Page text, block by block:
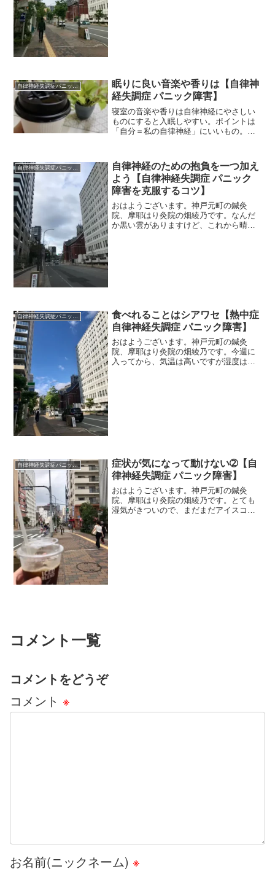
自律神経失調症パニック障害
眠りに良い音楽や香りは【自律神
経失調症 パニック障害】
寝室の音楽や香りは自律神経にやさしい
ものにすると入眠しやすい。ポイントは
「自分＝私の自律神経」にいいもの。情
自律神経失調症パニック障害
自律神経のための抱負を一つ加え
よう【自律神経失調症 パニック
障害を克服するコツ】
おはようございます。神戸元町の鍼灸
院、摩耶はり灸院の畑綾乃です。なんだ
か黒い雲がありますけど、これから晴れ
自律神経失調症パニック障害
食べれることはシアワセ【熱中症
自律神経失調症 パニック障害】
おはようございます。神戸元町の鍼灸
院、摩耶はり灸院の畑綾乃です。今週に
入ってから、気温は高いですが湿度は低
自律神経失調症パニック障害
症状が気になって動けない➁【自
律神経失調症 パニック障害】
おはようございます。神戸元町の鍼灸
院、摩耶はり灸院の畑綾乃です。とても
湿気がきついので、まだまだアイスコー
コメント一覧
コメントをどうぞ
コメント ※
お名前(ニックネーム) ※